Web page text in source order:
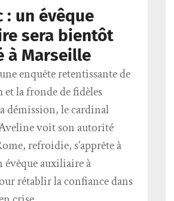
: un évêque
sera bientôt
à Marseille
enquête retentissante de
et la fronde de fidèles
démission, le cardinal
voit son autorité
refroidie, s’apprête à
auxiliaire à
rétablir la confiance dans